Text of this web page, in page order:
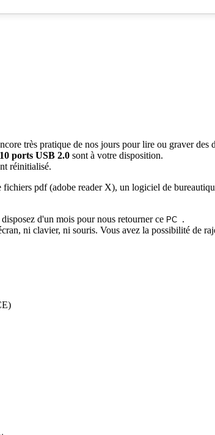
très pratique de nos jours pour lire ou graver des
10 ports USB 2.0 sont à votre disposition.
réinitialisé.
fichiers pdf (adobe reader X), un logiciel de
d'un mois pour nous retourner ce PC .
ni clavier, ni souris. Vous avez la possibilité de